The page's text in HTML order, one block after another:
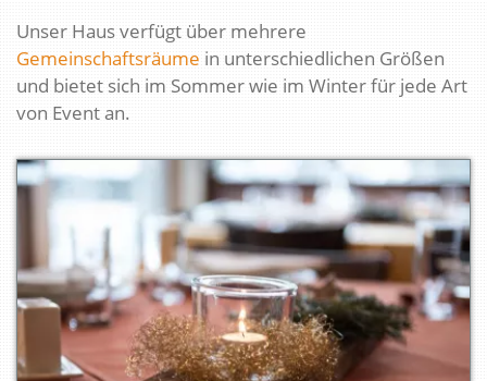
Unser Haus verfügt über mehrere
Gemeinschaftsräume in unterschiedlichen Größen
und bietet sich im Sommer wie im Winter für jede Art
von Event an.